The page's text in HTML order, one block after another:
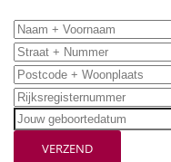
VERZEND